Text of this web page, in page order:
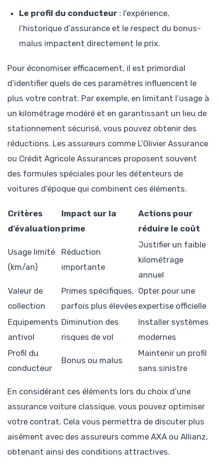
Le profil du conducteur : l’expérience,
l’historique d’assurance et le respect du bonus-
malus impactent directement le prix.
Pour économiser efficacement, il est primordial
d’identifier quels de ces paramètres influencent le
plus votre contrat. Par exemple, en limitant l’usage à
un kilométrage modéré et en garantissant un lieu de
stationnement sécurisé, vous pouvez obtenir des
réductions. Les assureurs comme L’Olivier Assurance
ou Crédit Agricole Assurances proposent souvent
des formules spéciales pour les détenteurs de
voitures d’époque qui combinent ces éléments.
Critères
d’évaluation
Impact sur la
prime
Actions pour
réduire le coût
Usage limité
(km/an)
Réduction
importante
Justifier un faible
kilométrage
annuel
Valeur de
collection
Primes spécifiques,
parfois plus élevées
Opter pour une
expertise officielle
Equipements
antivol
Diminution des
risques de vol
Installer systèmes
modernes
Profil du
conducteur
Bonus ou malus
Maintenir un profil
sans sinistre
En considérant ces éléments lors du choix d’une
assurance voiture classique, vous pouvez optimiser
votre contrat. Cela vous permettra de discuter plus
aisément avec des assureurs comme AXA ou Allianz,
obtenant ainsi des conditions attractives.